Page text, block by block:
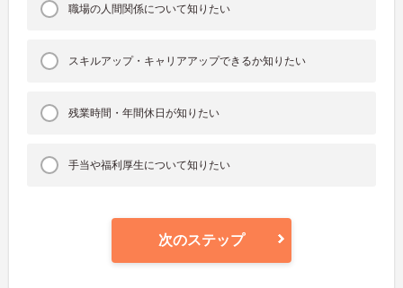
職場の人間関係について知りたい
スキルアップ・キャリアアップできるか知りたい
残業時間・年間休日が知りたい
手当や福利厚生について知りたい
次のステップ